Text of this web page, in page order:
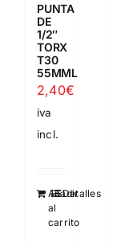
PUNTA
DE
1/2″
TORX
T30
55MML
2,40€
iva
incl.
Añadir
al
carrito
Detalles